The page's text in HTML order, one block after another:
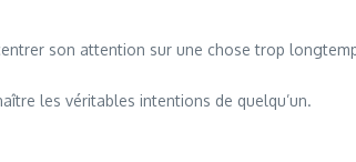
son attention sur une chose trop
les véritables intentions de quelqu’un.